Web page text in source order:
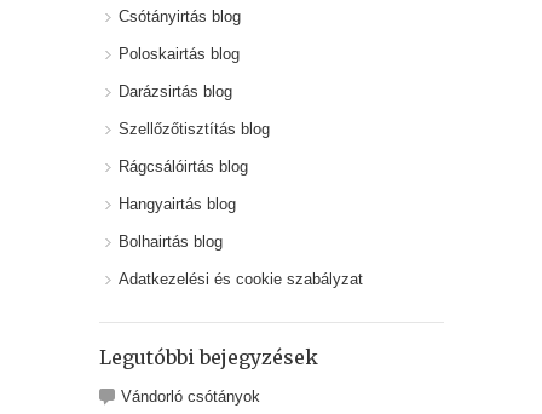
Csótányirtás blog
Poloskairtás blog
Darázsirtás blog
Szellőzőtisztítás blog
Rágcsálóirtás blog
Hangyairtás blog
Bolhairtás blog
Adatkezelési és cookie szabályzat
Legutóbbi bejegyzések
Vándorló csótányok